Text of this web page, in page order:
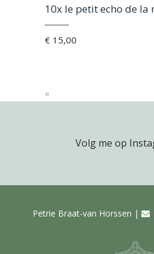
10x le petit echo de la
€ 15,00
=
Volg me op
Petrie Braat-van Horssen |